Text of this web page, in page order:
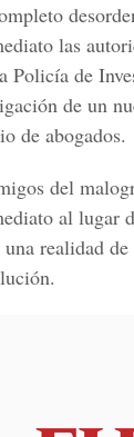
las
Policía de
de un
de abogados.
del
al lugar
realidad